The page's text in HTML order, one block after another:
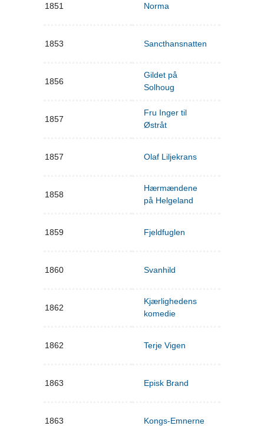
1851 Norma
1853 Sancthansnatten
1856
Gildet på
Solhoug
1857
Fru Inger til
Østråt
1857 Olaf Liljekrans
1858
Hærmændene
på Helgeland
1859 Fjeldfuglen
1860 Svanhild
1862
Kjærlighedens
komedie
1862 Terje Vigen
1863 Episk Brand
1863 Kongs-Emnerne